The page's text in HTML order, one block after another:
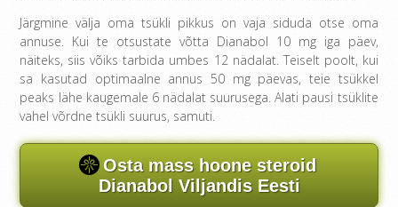
Järgmine välja oma tsükli pikkus on vaja siduda otse oma
annuse. Kui te otsustate võtta Dianabol 10 mg iga päev,
näiteks, siis võiks tarbida umbes 12 nädalat. Teiselt poolt, kui
sa kasutad optimaalne annus 50 mg päevas, teie tsükkel
peaks lähe kaugemale 6 nädalat suurusega. Alati pausi tsüklite
vahel võrdne tsükli suurus, samuti.
Osta mass hoone steroid
Dianabol Viljandis Eesti